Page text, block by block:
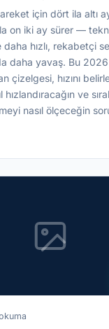
için dört ila altı
on iki ay sürer —
hızlı, rekabetçi
daha yavaş. Bu
çizelgesi, hızını
ve
nasıl ölçeceğin